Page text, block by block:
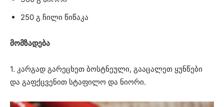
250 გ ჩილი წიწაკა
მომზადება
1. კარგად გარეცხეთ ბოსტნეული, გააცალეთ ყუნწები
და გაფქცვენით სტაფილო და ნიორი.